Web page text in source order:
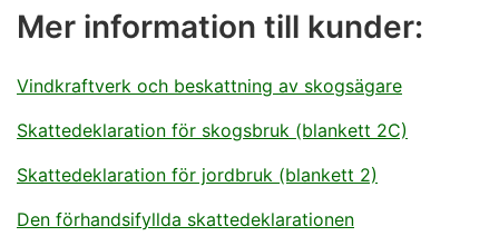
Mer information till kunder:
Vindkraftverk och beskattning av skogsägare
Skattedeklaration för skogsbruk (blankett 2C)
Skattedeklaration för jordbruk (blankett 2)
Den förhandsifyllda skattedeklarationen